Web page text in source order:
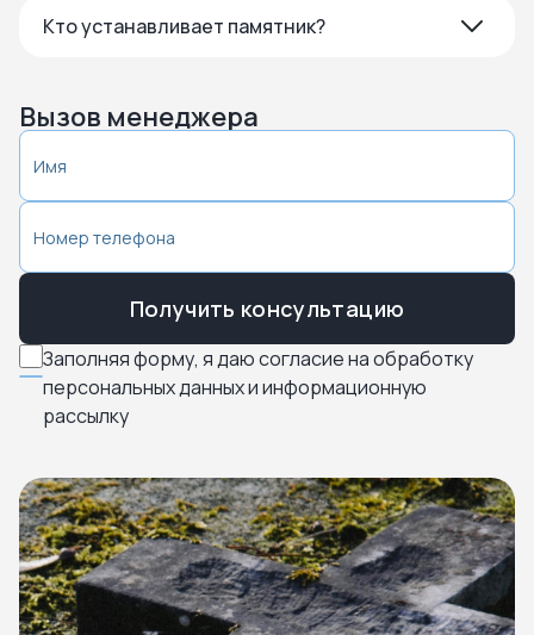
Кто устанавливает памятник?
Вызов менеджера
Заполняя форму, я даю согласие на обработку
персональных данных и информационную
рассылку
Получить консультацию